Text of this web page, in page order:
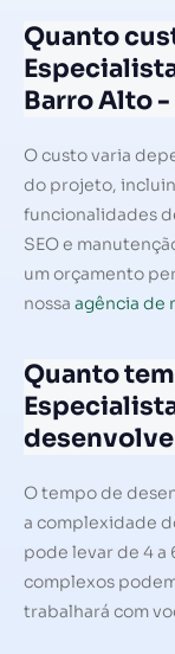
Quanto
Barro Alto -
O custo varia
do projeto,
funcionalidades
SEO e
um orçamento
nossa agência de
Quanto
O tempo de
a complexidade
pode levar de 4 a
complexos
trabalhará com